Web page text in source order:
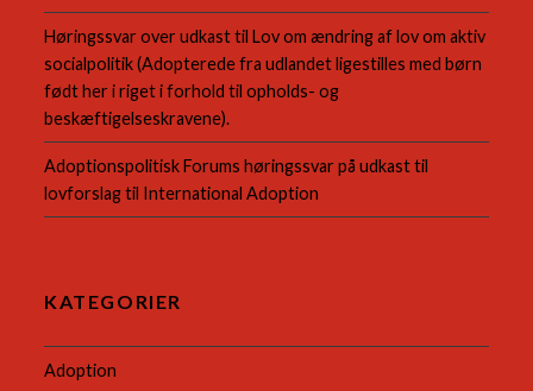
Høringssvar over udkast til Lov om ændring af lov om aktiv
socialpolitik (Adopterede fra udlandet ligestilles med børn
født her i riget i forhold til opholds- og
beskæftigelseskravene).
Adoptionspolitisk Forums høringssvar på udkast til
lovforslag til International Adoption
KATEGORIER
Adoption